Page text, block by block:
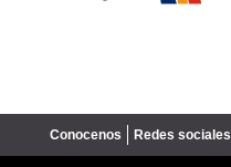
Conocenos Redes sociales